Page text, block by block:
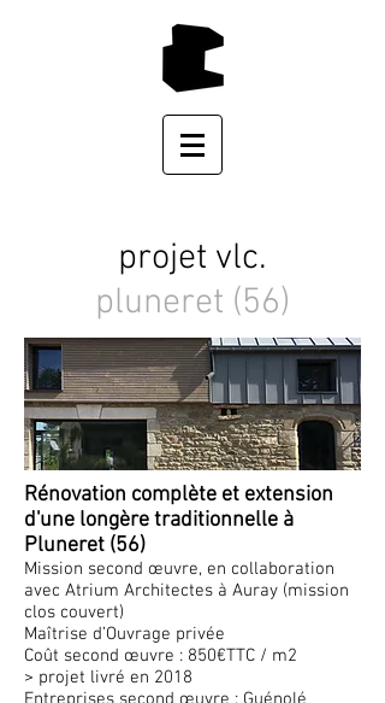
projet vlc.
pluneret (56)
Rénovation complète et extension
d'une longère traditionnelle à
Pluneret (56)
Mission second œuvre, en collaboration
avec Atrium Architectes à Auray (mission
clos couvert)
Maîtrise d’Ouvrage privée
Coût second œuvre : 850€TTC / m2
> projet livré en 2018